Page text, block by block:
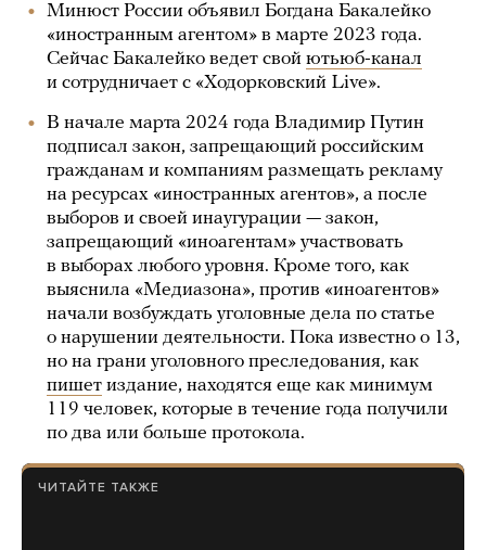
Минюст России объявил Богдана Бакалейко
«иностранным агентом» в марте 2023 года.
Сейчас Бакалейко ведет свой ютьюб-канал
и сотрудничает с «Ходорковский Live».
В начале марта 2024 года Владимир Путин
подписал закон, запрещающий российским
гражданам и компаниям размещать рекламу
на ресурсах «иностранных агентов», а после
выборов и своей инаугурации — закон,
запрещающий «иноагентам» участвовать
в выборах любого уровня. Кроме того, как
выяснила «Медиазона», против «иноагентов»
начали возбуждать уголовные дела по статье
о нарушении деятельности. Пока известно о 13,
но на грани уголовного преследования, как
пишет издание, находятся еще как минимум
119 человек, которые в течение года получили
по два или больше протокола.
ЧИТАЙТЕ ТАКЖЕ